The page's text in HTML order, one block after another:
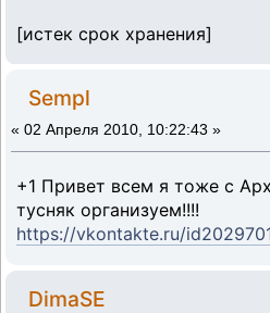
[истек срок хранения]
Sempl
« 02 Апреля 2010, 10:22:43 »
+1 Привет всем я тоже с
тусняк организуем!!!!
https://vkontakte.ru/
DimaSE